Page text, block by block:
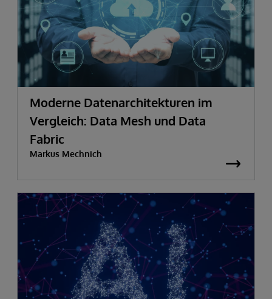
Moderne Datenarchitekturen im
Vergleich: Data Mesh und Data
Fabric
Markus Mechnich